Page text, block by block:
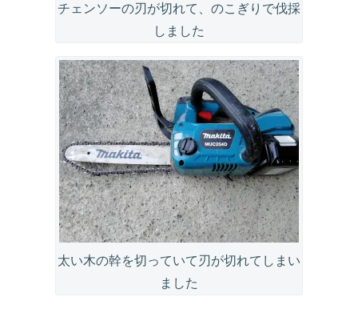
チェンソーの刃が切れて、のこぎりで伐採
しました
太い木の幹を切っていて刃が切れてしまい
ました